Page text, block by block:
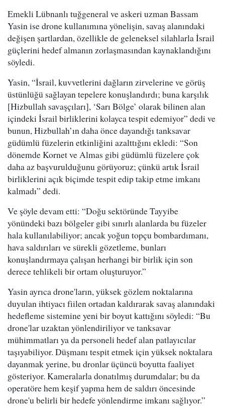
Emekli Lübnanlı tuğgeneral ve askeri uzman Bassam
Yasin ise drone kullanımına yönelişin, savaş alanındaki
değişen şartlardan, özellikle de geleneksel silahlarla İsrail
güçlerini hedef almanın zorlaşmasından kaynaklandığını
söyledi.
Yasin, “İsrail, kuvvetlerini dağların zirvelerine ve görüş
üstünlüğü sağlayan tepelere konuşlandırdı; buna karşılık
[Hizbullah savaşçıları], ‘Sarı Bölge’ olarak bilinen alan
içindeki İsrail birliklerini kolayca tespit edemiyor” dedi ve
bunun, Hizbullah’ın daha önce dayandığı tanksavar
güdümlü füzelerin etkinliğini azalttığını ekledi: “Son
dönemde Kornet ve Almas gibi güdümlü füzelere çok
daha az başvurulduğunu görüyoruz; çünkü artık İsrail
birliklerini açık biçimde tespit edip takip etme imkanı
kalmadı” dedi.
Ve şöyle devam etti: “Doğu sektöründe Tayyibe
yönündeki bazı bölgeler gibi sınırlı alanlarda bu füzeler
hala kullanılabiliyor; ancak yoğun topçu bombardımanı,
hava saldırıları ve sürekli gözetleme, bunları
konuşlandırmaya çalışan herhangi bir birlik için son
derece tehlikeli bir ortam oluşturuyor.”
Yasin ayrıca drone'ların, yüksek gözlem noktalarına
duyulan ihtiyacı fiilen ortadan kaldırarak savaş alanındaki
hedefleme sistemine yeni bir boyut kattığını söyledi: “Bu
drone'lar uzaktan yönlendiriliyor ve tanksavar
mühimmatları ya da personeli hedef alan patlayıcılar
taşıyabiliyor. Düşmanı tespit etmek için yüksek noktalara
dayanmak yerine, bu dronlar üçüncü boyutta faaliyet
gösteriyor. Kameralarla donatılmış durumdalar; bu da
operatöre hem keşif yapma hem de saldırı öncesinde
drone'u belirli bir hedefe yönlendirme imkanı sağlıyor.”